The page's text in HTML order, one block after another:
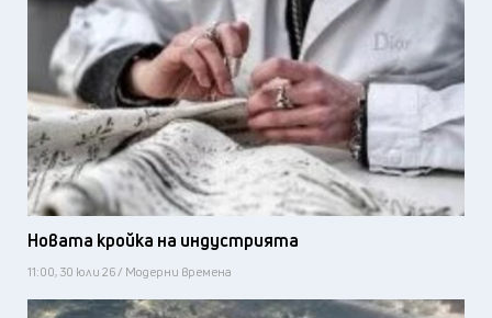
Новата кройка на индустрията
11:00, 30 юли 26 / Модерни времена